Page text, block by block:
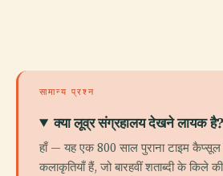
सामान्य प्रश्न
क्या लूव्र संग्रहालय देखने लायक है?
हाँ — यह एक 800 साल पुराना टाइम
कलाकृतियाँ हैं, जो बारहवीं शताब्दी के